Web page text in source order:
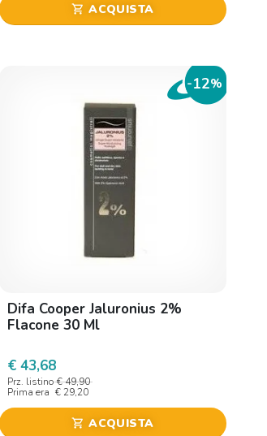
shopping_cart ACQUISTA
-12%
Difa Cooper Jaluronius 2%
Flacone 30 Ml
€ 43,68
Prz. listino € 49,90
Prima era € 29,20
shopping_cart ACQUISTA